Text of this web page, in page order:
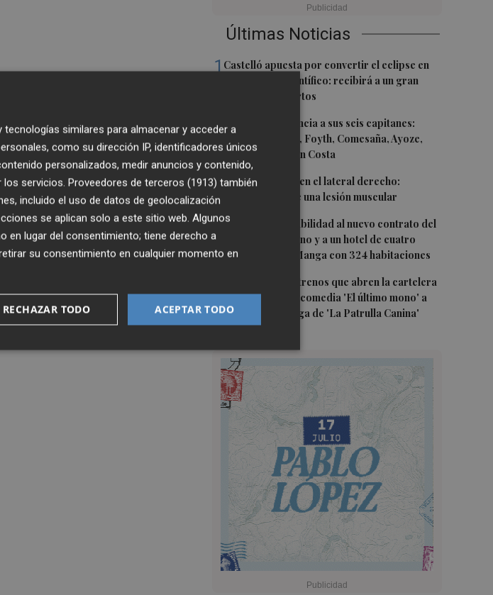
Últimas Noticias
1Castelló apuesta por convertir el eclipse en
un referente científico: recibirá a un gran
equipo de expertos
2 El Villarreal anuncia a sus seis capitanes:
Gerard Moreno, Foyth, Comesaña, Ayoze,
Cardona y Logan Costa
3Más problemas en el lateral derecho:
Monferrer sufre una lesión muscular
4San Javier da viabilidad al nuevo contrato del
transporte urbano y a un hotel de cuatro
estrellas en La Manga con 324 habitaciones
Estos son los estrenos que abren la cartelera
en agosto: de la comedia 'El último mono' a
una nueva entrega de 'La Patrulla Canina'
similares para almacenar y acceder a
como su dirección IP, identificadores únicos
personalizados, medir anuncios y contenido,
los servicios. Proveedores de terceros (1913) también
incluido el uso de datos de geolocalización
se aplican solo a este sitio web. Algunos
en lugar del consentimiento; tiene derecho a
su consentimiento en cualquier momento en
ACEPTAR TODO
RECHAZAR TODO